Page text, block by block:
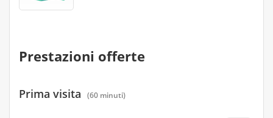
Prestazioni offerte
Prima visita (60 minuti)